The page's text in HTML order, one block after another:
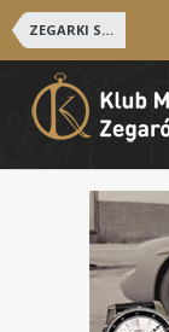
ZEGARKI SZWAJCARSKIE i NIEMIECKIE